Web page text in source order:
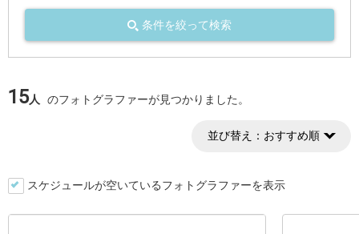
条件を絞って検索
15人 のフォトグラファーが見つかりました。
並び替え： おすすめ順
スケジュールが空いているフォトグラファーを表示